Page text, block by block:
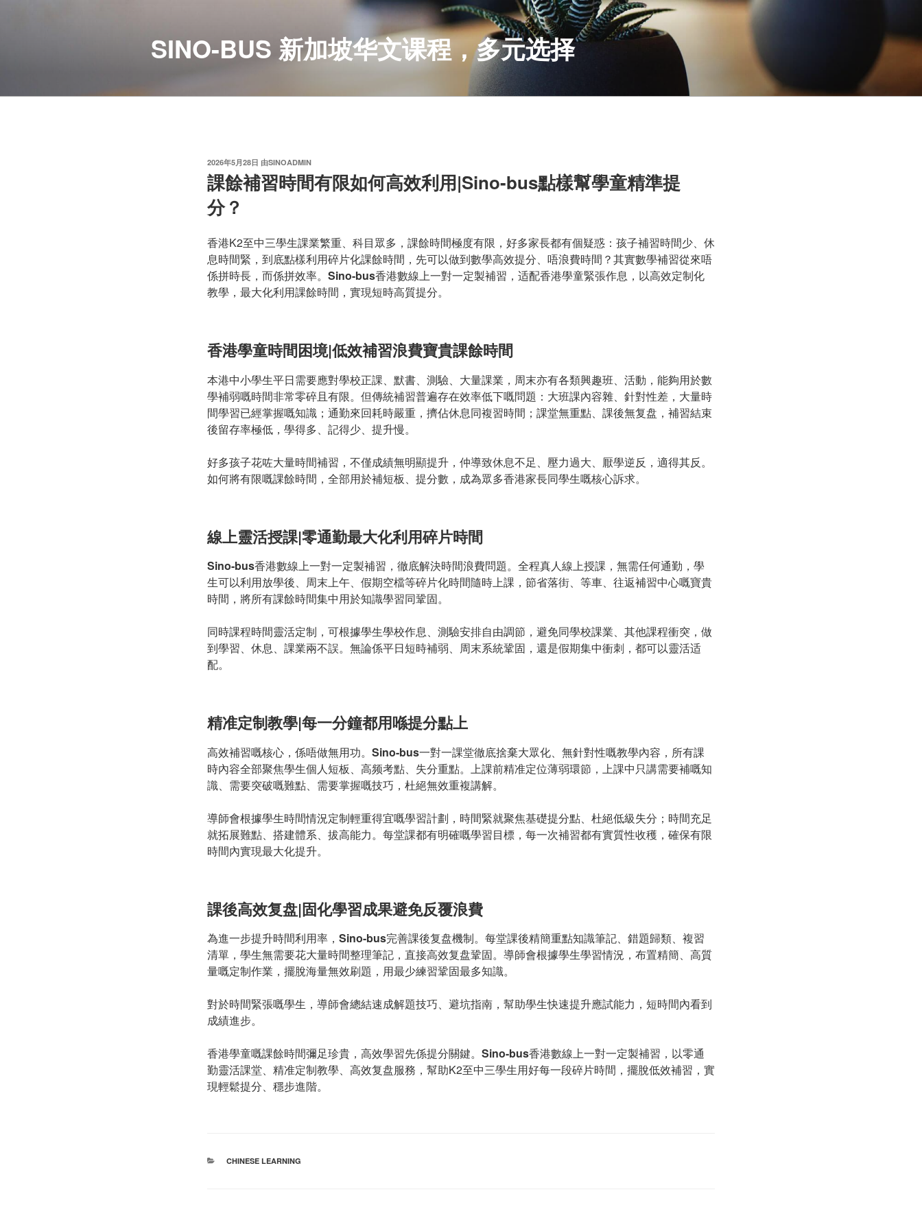
SINO-BUS 新加坡华文课程，多元选择
发
布
于
2026年5月28日 由SINOADMIN
課餘補習時間有限如何高效利用|Sino-bus點樣幫學童精準提
分？
香港K2至中三學生課業繁重、科目眾多，課餘時間極度有限，好多家長都有個疑惑：孩子補習時間少、休
息時間緊，到底點樣利用碎片化課餘時間，先可以做到數學高效提分、唔浪費時間？其實數學補習從來唔
係拼時長，而係拼效率。 Sino-bus香港數線上一對一定製補習，适配香港學童緊張作息，以高效定制化
教學，最大化利用課餘時間，實現短時高質提分。
香港學童時間困境|低效補習浪費寶貴課餘時間
本港中小學生平日需要應對學校正課、默書、測驗、大量課業，周末亦有各類興趣班、活動，能夠用於數
學補弱嘅時間非常零碎且有限。但傳統補習普遍存在效率低下嘅問題：大班課內容雜、針對性差，大量時
間學習已經掌握嘅知識；通勤來回耗時嚴重，擠佔休息同複習時間；課堂無重點、課後無复盘，補習結束
後留存率極低，學得多、記得少、提升慢。
好多孩子花咗大量時間補習，不僅成績無明顯提升，仲導致休息不足、壓力過大、厭學逆反，適得其反。
如何將有限嘅課餘時間，全部用於補短板、提分數，成為眾多香港家長同學生嘅核心訴求。
線上靈活授課|零通勤最大化利用碎片時間
Sino-bus香港數線上一對一定製補習，徹底解決時間浪費問題。全程真人線上授課，無需任何通勤，學
生可以利用放學後、周末上午、假期空檔等碎片化時間隨時上課，節省落街、等車、往返補習中心嘅寶貴
時間，將所有課餘時間集中用於知識學習同鞏固。
同時課程時間靈活定制，可根據學生學校作息、測驗安排自由調節，避免同學校課業、其他課程衝突，做
到學習、休息、課業兩不誤。無論係平日短時補弱、周末系統鞏固，還是假期集中衝刺，都可以靈活适
配。
精准定制教學|每一分鐘都用喺提分點上
高效補習嘅核心，係唔做無用功。 Sino-bus一對一課堂徹底捨棄大眾化、無針對性嘅教學內容，所有課
時內容全部聚焦學生個人短板、高频考點、失分重點。上課前精准定位薄弱環節，上課中只講需要補嘅知
識、需要突破嘅難點、需要掌握嘅技巧，杜絕無效重複講解。
導師會根據學生時間情況定制輕重得宜嘅學習計劃，時間緊就聚焦基礎提分點、杜絕低級失分；時間充足
就拓展難點、搭建體系、拔高能力。每堂課都有明確嘅學習目標，每一次補習都有實質性收穫，確保有限
時間內實現最大化提升。
課後高效复盘|固化學習成果避免反覆浪費
為進一步提升時間利用率， Sino-bus完善課後复盘機制。每堂課後精簡重點知識筆記、錯題歸類、複習
清單，學生無需要花大量時間整理筆記，直接高效复盘鞏固。導師會根據學生學習情況，布置精簡、高質
量嘅定制作業，擺脫海量無效刷題，用最少練習鞏固最多知識。
對於時間緊張嘅學生，導師會總結速成解題技巧、避坑指南，幫助學生快速提升應試能力，短時間內看到
成績進步。
香港學童嘅課餘時間彌足珍貴，高效學習先係提分關鍵。 Sino-bus香港數線上一對一定製補習，以零通
勤靈活課堂、精准定制教學、高效复盘服務，幫助K2至中三學生用好每一段碎片時間，擺脫低效補習，實
現輕鬆提分、穩步進階。
分
CHINESE LEARNING